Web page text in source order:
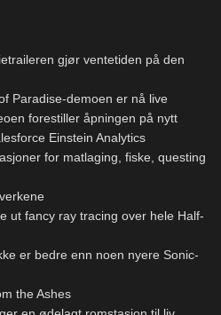
gjør ventetiden på den
Paradise-demoen er nå live
forestiller åpningen på nytt
Einstein Analytics
for matlaging, fiske, questing
ut fancy ray tracing over hele Half-
er bedre enn noen nyere Sonic-
the Ashes